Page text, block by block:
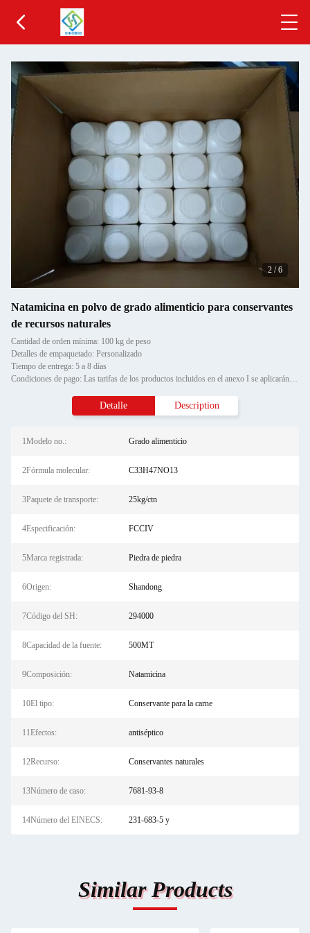
2 /6
Natamicina en polvo de grado alimenticio para conservantes
de recursos naturales
Cantidad de orden mínima: 100 kg de peso
Detalles de empaquetado: Personalizado
Tiempo de entrega: 5 a 8 días
Condiciones de pago: Las tarifas de los productos incluidos en el anexo I se aplicarán a los productos incluidos en el an
Detalle Description
1Modelo no.: Grado alimenticio
2Fórmula molecular: C33H47NO13
3Paquete de transporte: 25kg/ctn
4Especificación: FCCIV
5Marca registrada: Piedra de piedra
6Origen: Shandong
7Código del SH: 294000
8Capacidad de la fuente: 500MT
9Composición: Natamicina
10El tipo: Conservante para la carne
11Efectos: antiséptico
12Recurso: Conservantes naturales
13Número de caso: 7681-93-8
14Número del EINECS: 231-683-5 y
Similar Products